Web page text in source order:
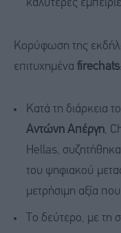
καλύτερες
Κορύφωση της
επιτυχημένα firechats:
Κατά τη διάρκεια
Αντώνη Απέργη,
Hellas,
του ψηφιακού
μετρήσιμη αξία
Το δεύτερο, με τη